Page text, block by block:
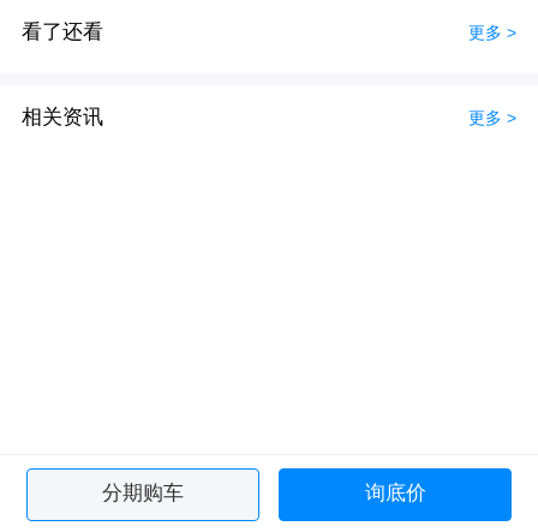
看了还看 更多 >
相关资讯 更多 >
分期购车 询底价